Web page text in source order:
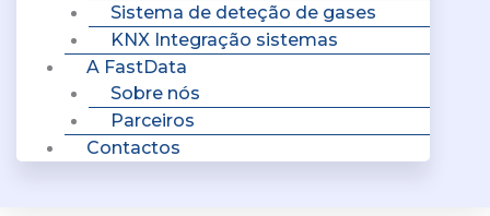
Sistema de deteção de gases
KNX Integração sistemas
A FastData
Sobre nós
Parceiros
Contactos